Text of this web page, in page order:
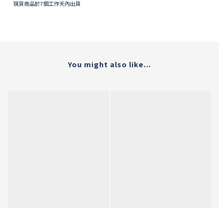
現貨商品於7個工作天內出貨
You might also like...